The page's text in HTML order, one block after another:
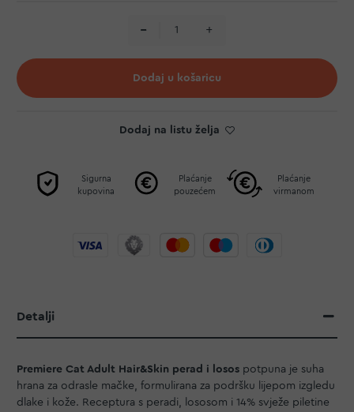
Dodaj u košaricu
Dodaj na listu želja
Sigurna
kupovina
Plaćanje
pouzećem
Plaćanje
virmanom
Detalji
Premiere Cat Adult Hair&Skin perad i losos potpuna je suha
hrana za odrasle mačke, formulirana za podršku lijepom izgledu
dlake i kože. Receptura s peradi, lososom i 14% svježe piletine